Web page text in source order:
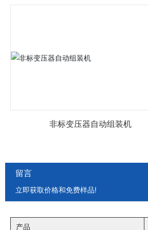
非标变压器自动组装机
留言
立即获取价格和免费样品!
产品